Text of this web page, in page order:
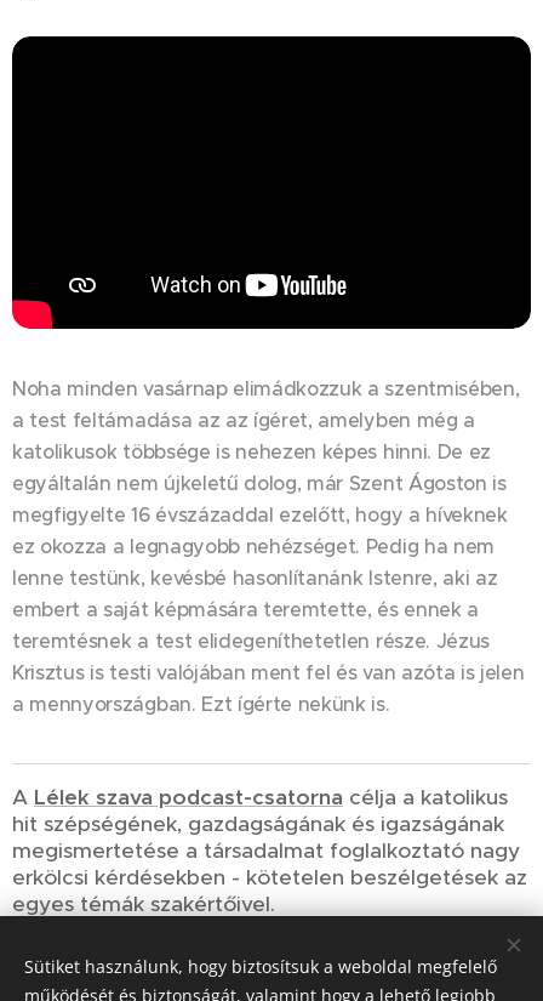
Noha minden vasárnap elimádkozzuk a szentmisében,
a test feltámadása az az ígéret, amelyben még a
katolikusok többsége is nehezen képes hinni. De ez
egyáltalán nem újkeletű dolog, már Szent Ágoston is
megfigyelte 16 évszázaddal ezelőtt, hogy a híveknek
ez okozza a legnagyobb nehézséget. Pedig ha nem
lenne testünk, kevésbé hasonlítanánk Istenre, aki az
embert a saját képmására teremtette, és ennek a
teremtésnek a test elidegeníthetetlen része. Jézus
Krisztus is testi valójában ment fel és van azóta is jelen
a mennyországban. Ezt ígérte nekünk is.
A Lélek szava podcast-csatorna célja a katolikus
hit szépségének, gazdagságának és igazságának
megismertetése a társadalmat foglalkoztató nagy
erkölcsi kérdésekben - kötetelen beszélgetések az
egyes témák szakértőivel.
Share
Sütiket használunk, hogy biztosítsuk a weboldal megfelelő
működését és biztonságát, valamint hogy a lehető legjobb